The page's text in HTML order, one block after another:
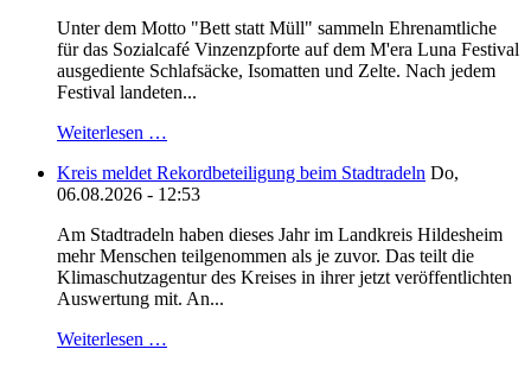
Unter dem Motto "Bett statt Müll" sammeln Ehrenamtliche
für das Sozialcafé Vinzenzpforte auf dem M'era Luna Festival
ausgediente Schlafsäcke, Isomatten und Zelte. Nach jedem
Festival landeten...
Weiterlesen …
Kreis meldet Rekordbeteiligung beim Stadtradeln Do,
06.08.2026 - 12:53
Am Stadtradeln haben dieses Jahr im Landkreis Hildesheim
mehr Menschen teilgenommen als je zuvor. Das teilt die
Klimaschutzagentur des Kreises in ihrer jetzt veröffentlichten
Auswertung mit. An...
Weiterlesen …